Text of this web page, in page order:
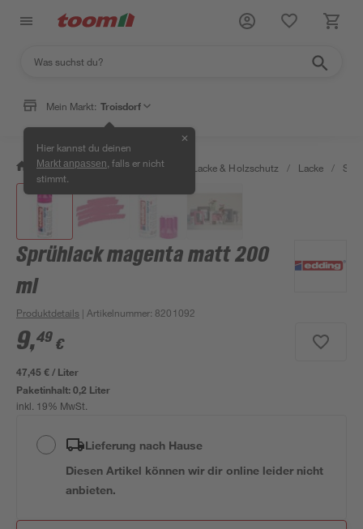
Mein Markt: Troisdorf
Hier kannst du deinen
Markt anpassen , falls er nicht
stimmt.
✕
/ Bauen & Renovieren / Farben, Lacke & Holzschutz / Lacke /
Sprühlack magenta matt 200
ml
Produktdetails | Artikelnummer: 8201092
9,49 €
47,45 € / Liter
Paketinhalt:0,2 Liter
inkl. 19% MwSt.
Lieferung nach Hause
Diesen Artikel können wir dir online leider nicht
anbieten.